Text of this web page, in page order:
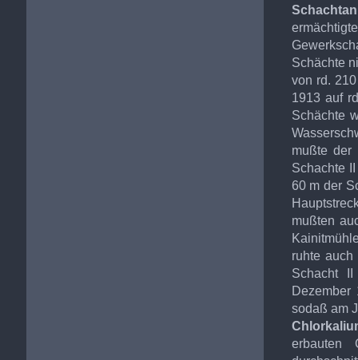
Schächte
von rd.
1913 auf
Schächte
mußte der
Schachte
60 m der
mußten
ruhte
Schacht
sodaß am
erbauten